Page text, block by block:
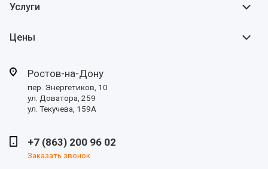
Услуги
Цены
Ростов-на-Дону
пер. Энергетиков, 10
ул. Доватора, 259
ул. Текучева, 159А
+7 (863) 200 96 02
Заказать звонок